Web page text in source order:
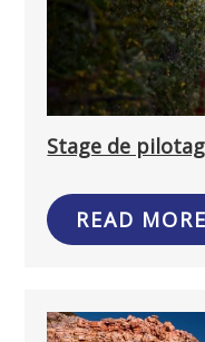
Stage de
READ MORE